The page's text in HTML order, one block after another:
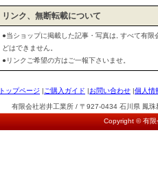
リンク、無断転載について
●当ショップに掲載した記事・写真は, すべて有
どはできません。
●リンクご希望の方はご一報下さいませ。
トップページ | ご購入ガイド |お問い合わせ |個人情
有限会社岩井工業所 / 〒927-0434 石川県 鳳
Copyright © 有限